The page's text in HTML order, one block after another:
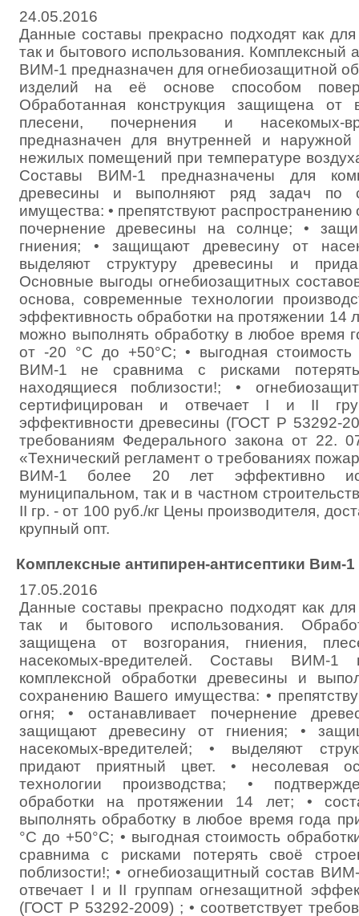
24.05.2016
Данные составы прекрасно подходят как
так и бытового использования. Комплексный
ВИМ-1 предназначен для огнебиозащитной
изделий на её основе способом
Обработанная конструкция защищена от
плесени, почернения и насекомых-
предназначен для внутренней и
нежилых помещений при температуре
Составы ВИМ-1 предназначены для
древесины и выполняют ряд задач по
имущества: • препятствуют распространению
почернение древесины на солнце; •
гниения; • защищают древесину от
выделяют структуру древесины и
Основные выгоды огнебиозащитных
основа, современные технологии
эффективность обработки на протяжении 14
можно выполнять обработку в любое время
от -20 °С до +50°С; • выгодная стоимость
ВИМ-1 не сравнима с рисками
находящиеся поблизости!; •
сертифицирован и отвечает I и II
эффективности древесины (ГОСТ Р 53292-
требованиям Федерального закона от
«Технический регламент о требованиях
ВИМ-1 более 20 лет эффективно
муниципальном, так и в частном
II гр. - от 100 руб./кг Цены производителя,
крупный опт.
Комплексные антипирен-антисептики Вим-1
17.05.2016
Данные составы прекрасно подходят как
так и бытового использования.
защищена от возгорания, гниения,
насекомых-вредителей. Составы ВИМ-1
комплексной обработки древесины и
сохранению Вашего имущества: •
огня; • останавливает почернение
защищают древесину от гниения; •
насекомых-вредителей; • выделяют
придают приятный цвет. • несолевая
технологии производства; •
обработки на протяжении 14 лет; •
выполнять обработку в любое время года
°С до +50°С; • выгодная стоимость
сравнима с рисками потерять своё
поблизости!; • огнебиозащитный состав
отвечает I и II группам огнезащитной
(ГОСТ Р 53292-2009) ; • соответствует